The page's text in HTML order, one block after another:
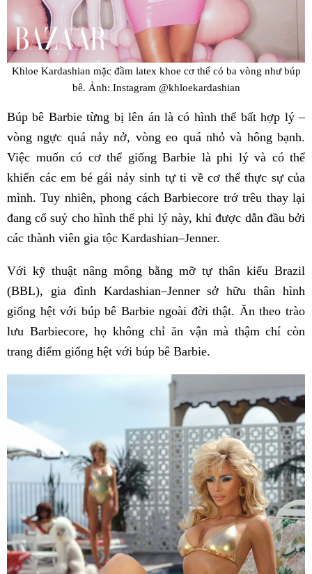
Khloe Kardashian mặc đầm latex khoe cơ thể có ba vòng như búp
bê. Ảnh: Instagram @khloekardashian
Búp bê Barbie từng bị lên án là có hình thể bất hợp lý –
vòng ngực quá nảy nở, vòng eo quá nhỏ và hông bạnh.
Việc muốn có cơ thể giống Barbie là phi lý và có thể
khiến các em bé gái nảy sinh tự ti về cơ thể thực sự của
mình. Tuy nhiên, phong cách Barbiecore trớ trêu thay lại
đang cổ suý cho hình thể phi lý này, khi được dẫn đầu bởi
các thành viên gia tộc Kardashian–Jenner.
Với kỹ thuật nâng mông bằng mỡ tự thân kiểu Brazil
(BBL), gia đình Kardashian–Jenner sở hữu thân hình
giống hệt với búp bê Barbie ngoài đời thật. Ăn theo trào
lưu Barbiecore, họ không chỉ ăn vận mà thậm chí còn
trang điểm giống hệt với búp bê Barbie.